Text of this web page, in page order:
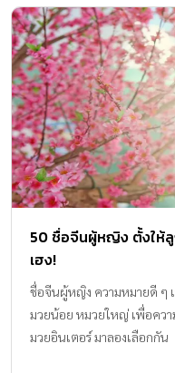
50 ชื่อจีนผู้หญิง ตั้งให้ลู
เฮง!
ชื่อจีนผู้หญิง ความหมายดี ๆ
มวยน้อย หมวยใหญ่ เพื่อคว
มวยอินเตอร์ มาลองเลือกกัน